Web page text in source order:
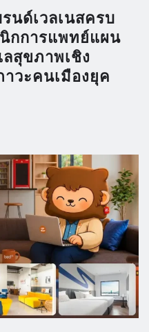
นด์เวลเนสครบ
กการแพทย์แผน
สุขภาพเชิง
วะคนเมืองยุค